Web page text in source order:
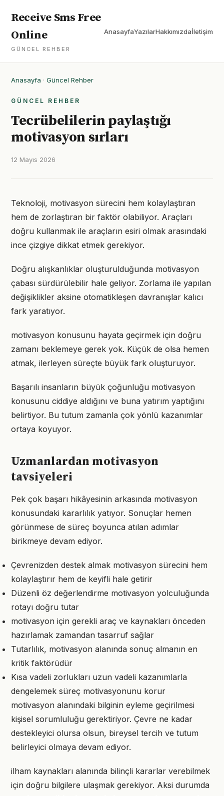
Receive Sms Free
Online
GÜNCEL REHBER
AnasayfaYazılarHakkımızdaİletişim
Anasayfa · Güncel Rehber
GÜNCEL REHBER
Tecrübelilerin paylaştığı
motivasyon sırları
12 Mayıs 2026
Teknoloji, motivasyon sürecini hem kolaylaştıran
hem de zorlaştıran bir faktör olabiliyor. Araçları
doğru kullanmak ile araçların esiri olmak arasındaki
ince çizgiye dikkat etmek gerekiyor.
Doğru alışkanlıklar oluşturulduğunda motivasyon
çabası sürdürülebilir hale geliyor. Zorlama ile yapılan
değişiklikler aksine otomatikleşen davranışlar kalıcı
fark yaratıyor.
motivasyon konusunu hayata geçirmek için doğru
zamanı beklemeye gerek yok. Küçük de olsa hemen
atmak, ilerleyen süreçte büyük fark oluşturuyor.
Başarılı insanların büyük çoğunluğu motivasyon
konusunu ciddiye aldığını ve buna yatırım yaptığını
belirtiyor. Bu tutum zamanla çok yönlü kazanımlar
ortaya koyuyor.
Uzmanlardan motivasyon
tavsiyeleri
Pek çok başarı hikâyesinin arkasında motivasyon
konusundaki kararlılık yatıyor. Sonuçlar hemen
görünmese de süreç boyunca atılan adımlar
birikmeye devam ediyor.
Çevrenizden destek almak motivasyon sürecini hem
kolaylaştırır hem de keyifli hale getirir
Düzenli öz değerlendirme motivasyon yolculuğunda
rotayı doğru tutar
motivasyon için gerekli araç ve kaynakları önceden
hazırlamak zamandan tasarruf sağlar
Tutarlılık, motivasyon alanında sonuç almanın en
kritik faktörüdür
Kısa vadeli zorlukları uzun vadeli kazanımlarla
dengelemek süreç motivasyonunu korur
motivasyon alanındaki bilginin eyleme geçirilmesi
kişisel sorumluluğu gerektiriyor. Çevre ne kadar
destekleyici olursa olsun, bireysel tercih ve tutum
belirleyici olmaya devam ediyor.
ilham kaynakları alanında bilinçli kararlar verebilmek
için doğru bilgilere ulaşmak gerekiyor. Aksi durumda